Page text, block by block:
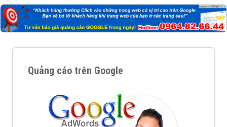
Quảng cáo trên Google